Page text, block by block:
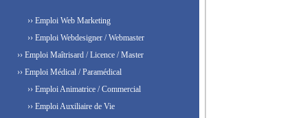
›› Emploi Web Marketing
›› Emploi Webdesigner / Webmaster
›› Emploi Maîtrisard / Licence / Master
›› Emploi Médical / Paramédical
›› Emploi Animatrice / Commercial
›› Emploi Auxiliaire de Vie